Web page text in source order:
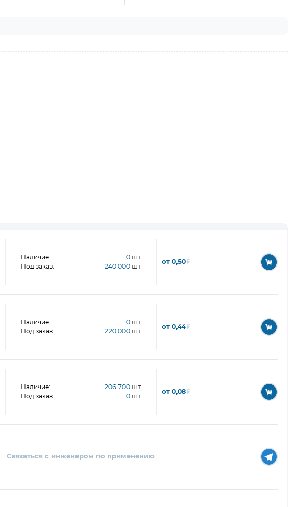
Наличие: 0 шт
Под заказ: 240 000 шт
от 0,50₽
Наличие: 0 шт
Под заказ: 220 000 шт
от 0,44₽
Наличие: 206 700 шт
Под заказ: 0 шт
от 0,08₽
Связаться с инженером по применению